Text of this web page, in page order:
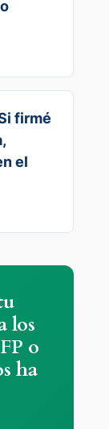
firmé
el
los
o
ha